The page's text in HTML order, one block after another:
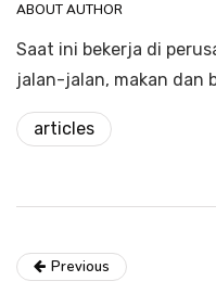
ABOUT AUTHOR
Saat ini bekerja di
jalan-jalan, makan dan
articles
Previous